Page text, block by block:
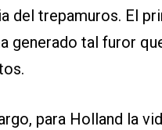
del trepamuros. El
generado tal furor
para Holland la